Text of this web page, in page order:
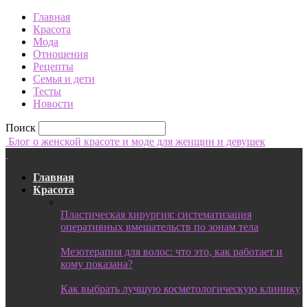
Главная
Красота
Мода
Отношения
Рецепты
Семья и дети
Тесты
Новости
Поиск
Блог о женской красоте и моде для женщин и девушек
Главная
Красота
Пластическая хирургия: систематизация
оперативных вмешательств по зонам тела
Мезотерапия для волос: что это, как работает и
кому показана?
Как выбрать лучшую косметологическую клинику